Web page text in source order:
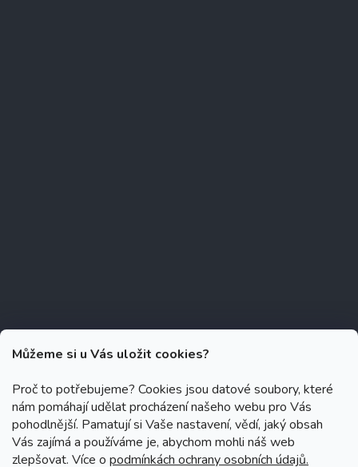
Můžeme si u Vás uložit cookies?
Proč to potřebujeme? Cookies jsou datové soubory, které
nám pomáhají udělat procházení našeho webu pro Vás
pohodlnější. Pamatují si Vaše nastavení, vědí, jaký obsah
Vás zajímá a používáme je, abychom mohli náš web
zlepšovat. Více o podmínkách ochrany osobních údajů.
Copyright 2026 Zubáček.cz . Všechna práva vyhrazena.
Upravit
nastavení cookies
Grafický návrh vytvořil a na Shoptet implementoval Tomáš Hlad